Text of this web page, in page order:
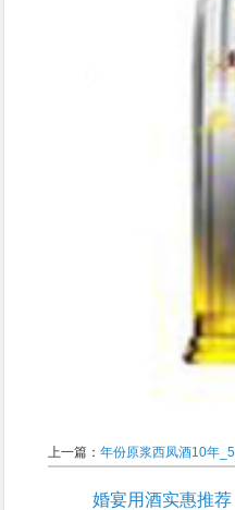
上一篇： 年份原浆西凤酒10年
婚宴用酒实惠推荐